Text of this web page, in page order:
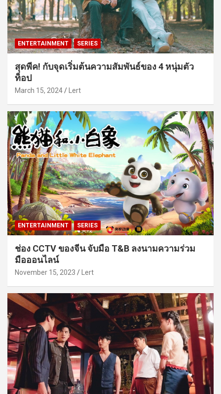
ENTERTAINMENT SERIES
สุดพีค! กับจุดเริ่มต้นความสัมพันธ์ของ 4 หนุ่มตัว
ท็อป
March 15, 2024 Lert
ENTERTAINMENT SERIES
ช่อง CCTV ของจีน จับมือ T&B ลงนามความร่วม
มือออนไลน์
November 15, 2023 Lert